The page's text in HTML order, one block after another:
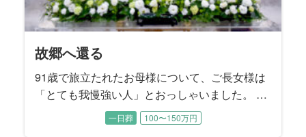
故郷へ還る
91歳で旅立たれたお母様について、ご長女様は
「とても我慢強い人」とおっしゃいました。 夫
のため、子供のために労をいとわず家庭を守
り、自分のことに時間を使っているのを見たこ
一日葬 100〜150万円
天国からのエール
93歳の晩年まで元気にお過ごしだった故人様。 ご逝
去される2日前にお子様方がお見舞いに行かれて、そ
れを待ってからお旅立ちになりました。 故人様のご
自宅で行われたお打ち合わせには、ご長男様、ご次
一日葬 100〜150万円
我が家の太陽
94歳で旅立たれた故人様。奇しくも15年前に他界さ
れたご主人様のお誕生日でした。 とにかく明るいご
性格だったという故人様は、ご家族にとって太陽の
ような存在。 ご家庭でもご近所でも故人様を慕って
一日葬 100〜150万円
家族の想いを一つに
お酒をこよなく愛した故人様。 大好物のお寿司をつ
まみながら、ハイボールで晩酌されるのが楽しみで
した。 そのお酒を入院中は一切口にできなかった故
人様のために、ご家族は最後に好きなお酒をいっぱ
一日葬 50〜100万円
頑張ったね
誕生日を迎える直前に若くして急逝された故人様。
穏やかな優しい性格は誰からも愛されていました。
喪主を務めるお母様は、今年4月にご主人様を亡くさ
れたばかり。 長年一緒に暮らしてきた大切なご家族
一日葬 150〜200万円
我が家のホームグラウンド
7年間の闘病の末に75歳で旅立たれた故人様。ご入院
する以前は草野球チームや会社のＯＢ会などに積極
的にご参加されて、仲間の皆さんとの交流を楽しま
れていたそうです。 ご趣味は野球。 ご自分がプレー
一日葬 100〜150万円
旅の数だけある想い
大手百貨店のお仕事を長年勤め上げられた故人様。
お嬢様たちが独立された後は、奥様とご一緒に数え
切れないほどご旅行されたそうです。 写真がご趣味
だった故人様。 旅先ではご夫婦の思い出のポートレ
家族葬 200万円以上〜
笑顔を再び
84歳で旅立たれた故人様は大正琴の師範。 流行歌か
ら邦楽まで多彩な楽曲を演奏して楽しまれていたそ
うです。 3年前にご主人様のお別れをお手伝いさせて
いただいたご縁でご依頼をいただきました。 施主を
家族葬 150〜200万円
私らしさ
若い頃から都会的で社交性にあふれていた故人様。
ご主人様とは銀座の社交ダンスホールで出逢いご結
婚されました。 お元気だった頃はお洒落をしてご長
女様と一緒に都内のホテルを巡り、ランチやティー
一日葬 100〜150万円
泣き笑いのファンファーレ
ご近所で有名なカミナリ親父として知られていた故
人様。短気であっても曲がったことや弱い者いじめ
が大嫌いな実直なご性格でした。 大の競馬ファンで
あった故人様は、レース予想が的中したときは家族
一般葬 200万円以上〜
兄弟の絆
故人様は3人兄弟のご次男、57歳という若さで旅立た
れました。 お式の打ち合わせには喪主を務めるご長
男様と三男様もご同席いただきました。 ご兄弟の絆
はとても強く、コロナ過で病院の面会できなかった
一日葬 100〜150万円
貴女のために
88歳で旅立たれた故人様。 ご長女様の障害をきっか
けに、障害のある方たちの居場所をつくるために人
生の大半を費やし、ご自身のことを顧みることはな
かったそうです。 だからこそご家族は、一人でも多
一般葬 200万円以上〜
グレートマザー
書家として数々の作品を発表し、国内はもとより広
く海外でも感動的な書道パフォーマンスを披露され
てきた故人様。 その功績は日本で活躍する美術家を
収録した『美術家名鑑』にも掲載されました。 喪主
一日葬 100〜150万円
サクセスストーリー
ご主人様と夫婦二人三脚で貴金属アクセサリーの装
飾業を50年間に渡って営んでこられた故人様。ご夫
婦仲がとても良くて、職場でも家庭でも四六時中ご
一緒に過ごされたそうです。 その最愛のご主人様は
一日葬 150〜200万円
深い情で繋がっている
91歳で旅立たれた故人様は、京都生まれの京都育ち
という生粋の京女。 古き良き文化を守ってきた京都
のお寿司屋さんに嫁ぎ、女将として京都一筋で生き
てこられたそうです。 仕事に熱心でしっかり者だっ
家族葬 200万円以上〜
不器用な愛
82歳で旅立たれた故人様は終活ノートを遺されてい
ました。 ご葬儀のお打ち合わせは、喪主を務める奥
様と『むすびすクラブ』にご入会いただいているご
長女様が終活ノートのご遺志に沿ったかたちで進め
一日葬 50〜100万円
大いなる生涯
百寿を超える102歳という長く尊い生涯に幕を閉じら
れた故人様。 喪主を務めるご長男様をはじめとする
三人のお子様たちは、激動の時代を生き抜いてこら
れたお母様を、お身内のみで穏やかに送り出してあ
一日葬 150〜200万円
おはようの景色
毎朝、ご自宅のベランダから荒川の風景を眺めるの
がお好きだったという奥様。喪主を務めるご主人様
も奥様と一緒に四季折々の草花を眺めていらしたそ
うです。 お子様のいないご夫婦にとって植物は子供
一日葬 100〜150万円
もう一度あの時へ
故人様のご趣味はバレーボール。地元のママさんバ
レーボールクラブに所属し、20年近くバレーボール
に打ち込んでいらっしゃいました。 練習や試合を通
じて世代を超えたご友人も多く、お元気だった頃に
一日葬 150〜200万円
夜明けの花
故人様は10年間の闘病の末に66歳で旅立たれまし
た。 多趣味で活動的、好奇心旺盛な故人様は、病臥
する以前は梨づくりも手がけられていたそうです。
ご長男様は、「搬送で病院を出発した朝方、綺麗な
一日葬 150〜200万円
魂に刻む母の姿
この度お手伝いさせていただいたのは、大正、昭
和、平成、令和の時代を体験して99歳でお旅立にな
った故人様です。 一世紀近くをご家族のために懸命
に生き抜いてこられた御曾祖母様を送るために、お
一日葬 100〜150万円
故郷団欒
転勤の多いお仕事をされていた故人様。 それでも単
身赴任という形は決してとらず、常に家族一緒とい
うスタイルをつらぬかれたそうです。 ご趣味の釣り
でよく出かけられたスポットは、故人様の故郷でも
家族葬 100〜150万円
「Last Stage」から愛を込めて
ミュージシャンとして国内外で活動された故人様。
いくつものバンドに所属して、ロックやJazzなど幅
広いジャンルで抜群のギターテクニックを披露して
きました。 この度はそんな輝く姿をもう一度感じて
一般葬 100〜150万円
思い出よ『涙そうそう』
ほんの1ヵ月前までお元気に過ごされていた故人様。
ご本人もご家族も予期せぬご逝去でした。 経営者と
して人生を謳歌された故人様は、野球、麻雀、スキ
ー、ゴルフ、旅行など若かりし頃から好奇心旺盛で
一日葬 200万円以上〜
My father’s Style
建築士として長年働き続けてきた故人様。 お酒も煙
草もギャンブルも嗜まれなかった故人様のご趣味は
クルマ。 スバル360にはじまり、ブルーバード、ハ
コスカ、ケンメリのスカイライン、フェアレディZ、
一日葬 100〜150万円
魂の還る場所
ご病気で急逝された故人様。 ご家族様の悲しみはと
ても深いご様子でした。 この度は故人様が魂となっ
た後、還られる場所はどこか。 ご家族様と一緒に考
え、その場所へ向かえるようなご葬儀となるように
家族葬 100〜150万円
愛と華
社交的で明るいお人柄で誰からも愛された故人様。
趣味は社交ダンス、足を悪くされてから始めた水泳
もみるみる上達されたそうです。 晩年、よくお聴き
になっていた音楽は演歌……ではなく、ソウル界の
一日葬 50〜100万円
花と旅、母と妻
故人様のご趣味は旅行と草花。ご夫婦で日本全国を
めぐり、中でも京都には何度も訪れて四季折々の景
色を楽しまれたそうです。 自宅のお庭の手入れを欠
かさず、ご長男様からプレゼントされたクレマチス
家族葬 100〜150万円
最愛のご主人のもとへ
90歳で旅立たれた故人様。 8年前にご主人様のお別
れをお手伝いさせていただいたご縁で、この度もむ
すびすにご依頼をいただきました。 お母様とお父様
はお子様方から見ても仲の良いご夫婦だったそうで
家族葬 50〜100万円
旅立ちにカトレアを添えて
ご自宅でのガーデニングがご趣味だった故人様。 シ
ンプルながらも思いの詰まったご葬儀になるようお
手伝いさせていただきました。
一日葬 50〜100万円
帰郷
78歳で旅立たれた故人様の生まれ故郷は北海道美瑛
町。大雪山連峰をのぞむ雄大で緑豊かな地として知
られる美瑛町は、多くの日本映画のロケ地にもなっ
ています。 お母様を亡くされたご姉妹は、「もう一
一日葬 100〜150万円
母の生き方は変わらずに
お母様は快活で美意識の高い方でした。 入院中もし
っかりメイクされて、すっぴんを見せることはほぼ
無かったそうです。 ご葬儀の打ち合わせから当日の
運営、ご葬儀後の諸手続きは三人のお嬢様が話し合
一日葬 50〜100万円
わが生涯に悔いなし
故人様は奥様とご結婚された当時から、「会社を55
歳で辞めて後の人生は楽しく暮らす」とおっしゃっ
ていたそうです。 その言葉どおり大手精密機器メー
カーを55歳で早期退職されてから82歳でご逝去され
一日葬 50〜100万円
一に気遣い 二に気遣い
晩年、人生のほとんどを過ごされた関西を離れ、東
京のご長女様のご家族と一緒にお暮しになられた故
人様。 祭壇を飾るメモリアルスクリーンには、しっ
かりと送り出してあげたいというご家族様の想いを
一日葬 50〜100万円
楽しんだ時間は限りなく
施設でご逝去された故人様。 ご家族とは最近、コロ
ナ禍でお会いできていませんでしたが、ご家族との
お時間を一番に大切に過ごされてきた方でした。 こ
の度はご家族で楽しまれたお時間を振り返るご葬儀
一日葬 100〜150万円
見つめる先にある想い
むすびすでご両親のご葬儀をお手伝いさせていただ
いたご縁のある故人様。 あまりにも突然のご逝去で
した。 喪主は一人息子のご長男様、施主は奥様が務
められました。また、故人様のお姉様もリモートで
一般葬 150〜200万円
I will tell you what
最愛の奥様を亡くされたご主人様の悲しみは深く、
お打ち合わせの席でもご葬儀と向き合うことが本当
におつらいご様子でした。 そんなご主人様から奥様
への強い想いが垣間見えたのは、「家族だけの葬儀
家族葬 100〜150万円
絆のカタチ
ご逝去の前日に70歳のお誕生日を迎えられた故人
様。の宝物はご家族でした。 総合流通グループにお
勤めでいらした喪主様は転勤も多く、故人様はご家
族そろって全国をめぐりました。 ３人のお孫様にも
一日葬 100〜150万円
桜の季節に
大好きな桜の開花を前に83歳で旅立たれた故人様。
そのことで逆に「桜の時期を迎えるたび、きっと母
のことを思い出すでしょう」とお二人の娘様はおっ
しゃいました。桜の季節を迎えるたびに、大好きな
一日葬 100〜150万円